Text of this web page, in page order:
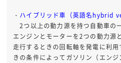
・ ハイブリッド車（英語名hybrid
2つ以上の動力源を持つ自動車の
エンジンとモーターを2つの動力源
走行するときの回転軸を発電に利
きの条件によってガソリン（エンジ